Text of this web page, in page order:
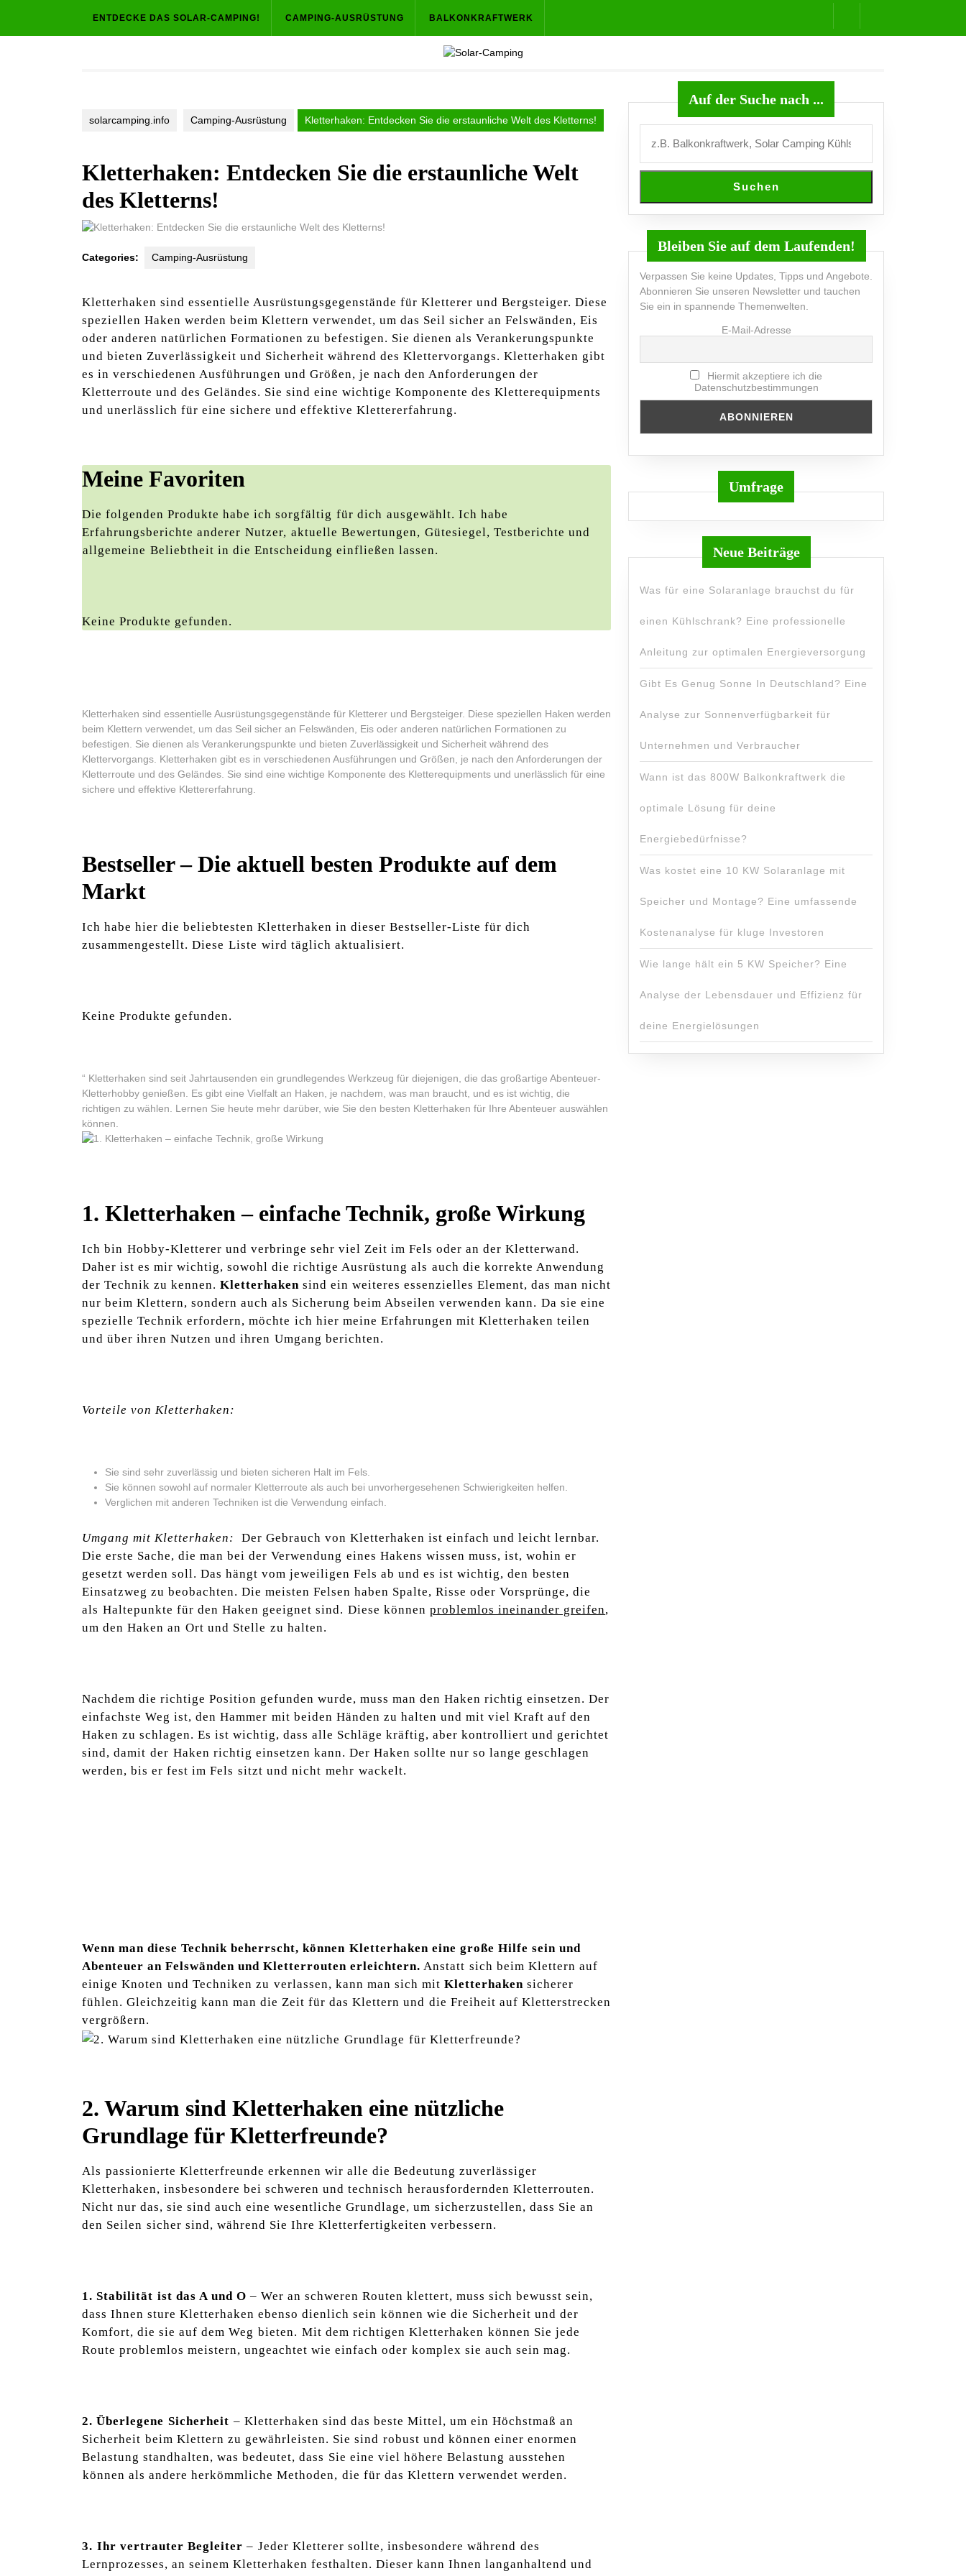
content
ENTDECKE DAS SOLAR-CAMPING! CAMPING-AUSRÜSTUNG BALKONKRAFTWERK
solarcamping.info Camping-Ausrüstung Kletterhaken: Entdecken Sie die erstaunliche Welt des Kletterns!
Kletterhaken: Entdecken Sie die erstaunliche Welt
des Kletterns!
Categories: Camping-Ausrüstung
Kletterhaken sind essentielle Ausrüstungsgegenstände für Kletterer und Bergsteiger. Diese
speziellen Haken werden beim Klettern verwendet, um das Seil sicher an Felswänden, Eis
oder anderen natürlichen Formationen zu befestigen. Sie dienen als Verankerungspunkte
und bieten Zuverlässigkeit und Sicherheit während des Klettervorgangs. Kletterhaken gibt
es in verschiedenen Ausführungen und Größen, je nach den Anforderungen der
Kletterroute und des Geländes. Sie sind eine wichtige Komponente des Kletterequipments
und unerlässlich für eine sichere und effektive Klettererfahrung.
Meine Favoriten
Die folgenden Produkte habe ich sorgfältig ⁢für dich⁤ ausgewählt. Ich habe
Erfahrungsberichte anderer ⁤Nutzer,⁤ aktuelle Bewertungen,⁣ Gütesiegel, Testberichte und
⁢allgemeine ⁣Beliebtheit ‌in die Entscheidung einfließen lassen.
Keine Produkte gefunden.
Kletterhaken sind essentielle Ausrüstungsgegenstände für Kletterer und Bergsteiger. Diese speziellen Haken werden
beim Klettern verwendet, um das Seil sicher an Felswänden, Eis oder anderen natürlichen Formationen zu
befestigen. Sie dienen als Verankerungspunkte und bieten Zuverlässigkeit und Sicherheit während des
Klettervorgangs. Kletterhaken gibt es in verschiedenen Ausführungen und Größen, je nach den Anforderungen der
Kletterroute und des Geländes. Sie sind eine wichtige Komponente des Kletterequipments und unerlässlich für eine
sichere und effektive Klettererfahrung.
Bestseller – Die aktuell ⁤besten Produkte auf dem
Markt
Ich habe hier die beliebtesten Kletterhaken in dieser Bestseller-Liste für ‍dich
zusammengestellt. Diese⁢ Liste⁢ wird täglich aktualisiert.
Keine Produkte gefunden.
“ Kletterhaken sind seit Jahrtausenden‍ ein grundlegendes Werkzeug für⁤ diejenigen, die das großartige Abenteuer-
Kletterhobby genießen. Es gibt ‍eine Vielfalt an Haken, je nachdem, was man braucht, und es ist​ wichtig, die
richtigen ⁣zu wählen. ⁣Lernen Sie heute mehr darüber, wie Sie den besten​ Kletterhaken‌ für Ihre Abenteuer auswählen
können.
1.‍ Kletterhaken – einfache Technik, große Wirkung
Ich bin ⁤Hobby-Kletterer und verbringe sehr viel Zeit im​ Fels oder an der Kletterwand.
Daher ist es mir wichtig, sowohl die richtige Ausrüstung als⁤ auch die korrekte Anwendung
der Technik zu kennen. Kletterhaken sind‌ ein weiteres essenzielles Element, das man nicht
nur beim Klettern,​ sondern auch als Sicherung ‍beim Abseilen verwenden kann.⁤ Da ​sie eine
‌spezielle ‍Technik erfordern, möchte ⁣ich hier meine‌ Erfahrungen mit Kletterhaken‍ teilen
und über ihren Nutzen und ihren ⁣Umgang berichten.
Vorteile von Kletterhaken:
Sie sind sehr zuverlässig und bieten sicheren Halt im⁣ Fels.
Sie können sowohl auf⁤ normaler Kletterroute als⁤ auch ‌bei unvorhergesehenen Schwierigkeiten helfen.
Verglichen mit‌ anderen Techniken ist die Verwendung einfach.
Umgang mit ‍Kletterhaken:
​ Der Gebrauch von Kletterhaken ist einfach und leicht lernbar.
Die erste Sache, die man bei der Verwendung ⁣eines ‌Hakens wissen muss, ist, wohin er‌
gesetzt​ werden soll. Das hängt vom jeweiligen Fels ‌ab und es ist wichtig, den⁤ besten
Einsatzweg ​zu beobachten. Die meisten Felsen haben Spalte, Risse oder Vorsprünge, die
als⁢ Haltepunkte für den ‍Haken geeignet sind. ⁢Diese können problemlos ineinander greifen,
um den Haken an⁣ Ort und Stelle⁢ zu halten.
Nachdem die richtige Position gefunden wurde, muss man den Haken richtig einsetzen. Der
einfachste Weg ist, den Hammer⁣ mit beiden Händen zu halten und mit viel Kraft auf den
Haken zu‌ schlagen. Es ist wichtig, dass alle Schläge kräftig, aber​ kontrolliert und gerichtet
sind,‍ damit ⁢der ⁢Haken richtig einsetzen kann. Der‍ Haken sollte‌ nur ​so lange geschlagen
werden, bis er fest im Fels ⁢sitzt und‍ nicht ⁣mehr⁤ wackelt.
Wenn man diese Technik beherrscht, können ⁣Kletterhaken ​eine große Hilfe sein und
Abenteuer an Felswänden und Kletterrouten ‌erleichtern. Anstatt⁤ sich beim Klettern auf
einige Knoten⁣ und Techniken ​zu⁢ verlassen, kann man‌ sich mit Kletterhaken sicherer
fühlen. Gleichzeitig kann man die Zeit ‌für das Klettern ​und⁤ die Freiheit auf Kletterstrecken
vergrößern.
2. ⁣Warum sind Kletterhaken eine nützliche
Grundlage für Kletterfreunde?
Als⁤ passionierte ‌Kletterfreunde‌ erkennen wir alle die Bedeutung‌ zuverlässiger​
Kletterhaken, insbesondere bei schweren und technisch⁣ herausfordernden Kletterrouten.
Nicht nur das, sie sind auch eine ‌wesentliche Grundlage, ‌um⁤ sicherzustellen, dass Sie an
den Seilen ⁣sicher sind, während Sie Ihre ‌Kletterfertigkeiten verbessern.
1. Stabilität⁢ ist das ​A und O – Wer an schweren Routen klettert, muss sich bewusst sein,
dass Ihnen sture Kletterhaken ebenso dienlich‍ sein⁤ können‌ wie‍ die Sicherheit und der⁣
Komfort, die sie auf dem Weg ⁢bieten. ⁢Mit ​dem richtigen Kletterhaken⁢ können Sie jede
Route problemlos meistern, ungeachtet wie einfach oder⁤ komplex sie ​auch‌ sein mag.
2. Überlegene⁢ Sicherheit ⁣– Kletterhaken sind das beste Mittel, um ein Höchstmaß​ an
Sicherheit ⁢beim Klettern zu gewährleisten. Sie sind ⁤robust und können einer enormen
Belastung ‌standhalten, was bedeutet, dass ⁤Sie eine viel höhere Belastung ⁢ausstehen
⁤können als andere herkömmliche Methoden,⁢ die ​für das Klettern verwendet ‍werden.
3.⁤ Ihr vertrauter Begleiter –⁢ Jeder Kletterer sollte, insbesondere während ⁣des
Lernprozesses, ​an‍ seinem Kletterhaken festhalten. Dieser kann Ihnen langanhaltend und
Auf der Suche nach ...
Suchen
Bleiben Sie auf dem Laufenden!
Verpassen Sie keine Updates, Tipps und Angebote.
Abonnieren Sie unseren Newsletter und tauchen
Sie ein in spannende Themenwelten.
E-Mail-Adresse
Hiermit akzeptiere ich die
Datenschutzbestimmungen
Umfrage
Neue Beiträge
Was für eine Solaranlage brauchst du für
einen Kühlschrank? Eine professionelle
Anleitung zur optimalen Energieversorgung
Gibt Es Genug Sonne In Deutschland? Eine
Analyse zur Sonnenverfügbarkeit für
Unternehmen und Verbraucher
Wann ist das 800W Balkonkraftwerk die
optimale Lösung für deine
Energiebedürfnisse?
Was kostet eine 10 KW Solaranlage mit
Speicher und Montage? Eine umfassende
Kostenanalyse für kluge Investoren
Wie lange hält ein 5 KW Speicher? Eine
Analyse der Lebensdauer und Effizienz für
deine Energielösungen